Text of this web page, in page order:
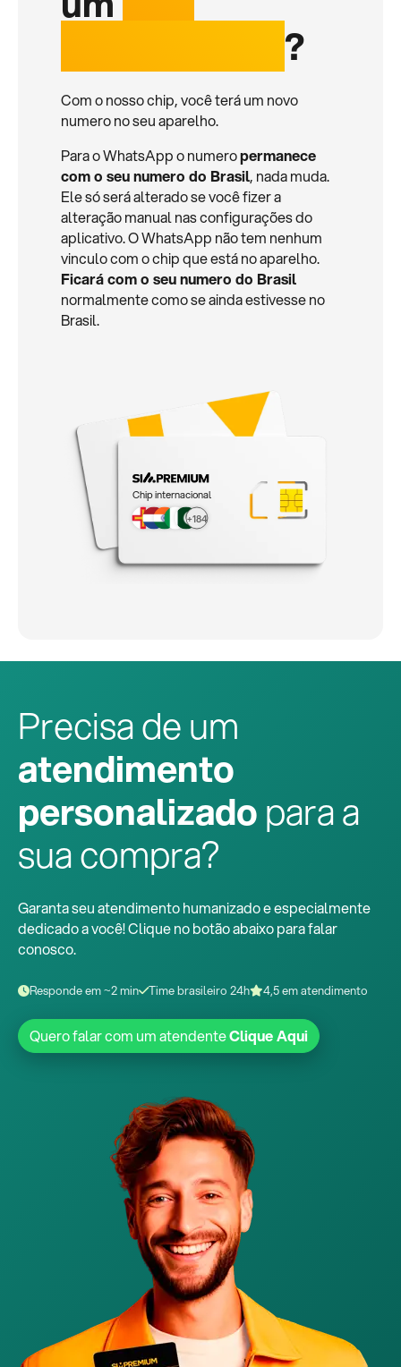
?
Com o nosso chip, você terá um novo
numero no seu aparelho.
Para o WhatsApp o numeropermanece
com o seu numero do Brasil, nada muda.
Ele só será alterado se você fizer a
alteração manual nas configurações do
aplicativo. O WhatsApp não tem nenhum
vinculo com o chip que está no aparelho.
Ficará com o seu numero do Brasil
normalmente como se ainda estivesse no
Brasil.
Chip internacional
+184
Precisa de um
atendimento
personalizadopara a
sua compra?
Garanta seu atendimento humanizado e especialmente
dedicado a você! Clique no botão abaixo para falar
conosco.
Responde em ~2 min Time brasileiro 24h 4,5 em atendimento
Quero falar com um atendenteClique Aqui